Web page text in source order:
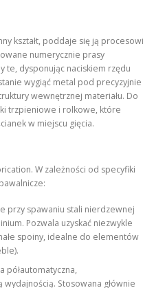
kształt, poddaje się ją procesowi
numerycznie prasy
te, dysponując naciskiem rzędu
wygiąć metal pod precyzyjnie
wewnętrznej materiału. Do
trzpieniowe i rolkowe, które
w miejscu gięcia.
W zależności od specyfiki
przy spawaniu stali nierdzewnej
Pozwala uzyskać niezwykle
spoiny, idealne do elementów
półautomatyczna,
wydajnością. Stosowana głównie